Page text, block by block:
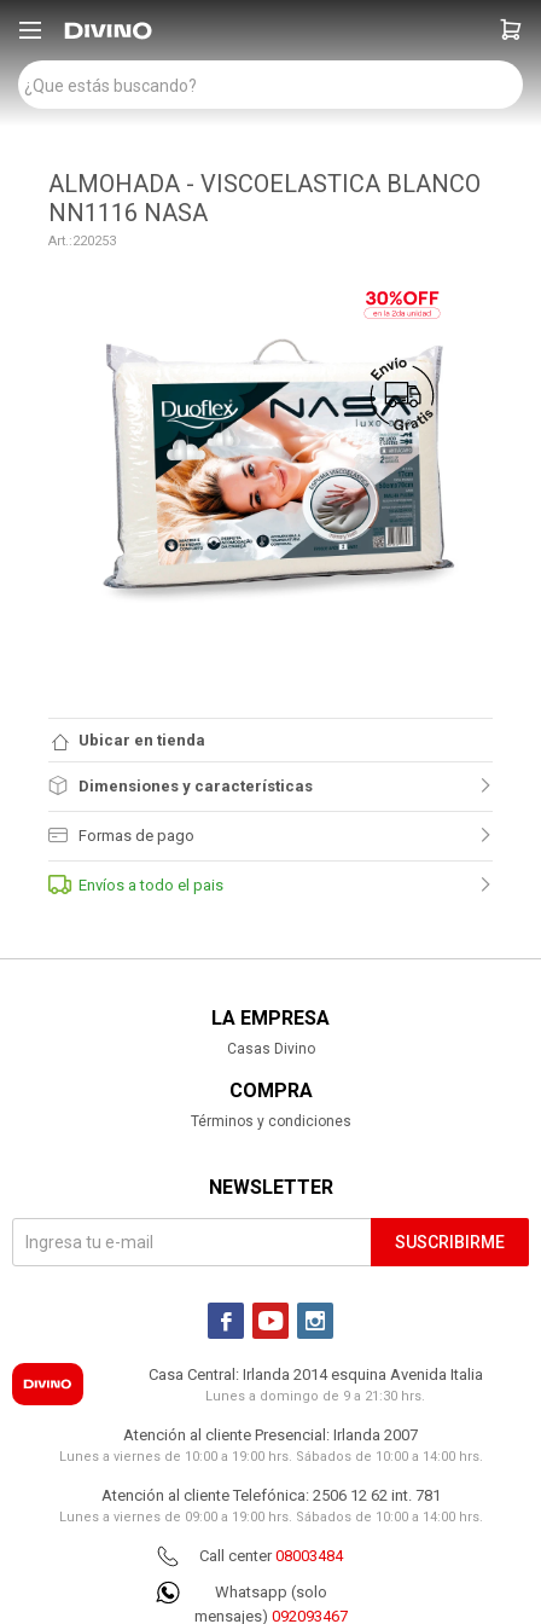

ALMOHADA - VISCOELASTICA BLANCO
NN1116 NASA
220253
Ubicar en tienda
Dimensiones y características
Formas de pago
Envíos a todo el pais
LA EMPRESA
Casas Divino
COMPRA
Términos y condiciones
NEWSLETTER
SUSCRIBIRME
  
Casa Central: Irlanda 2014 esquina Avenida Italia
Lunes a domingo de 9 a 21:30 hrs.
Atención al cliente Presencial: Irlanda 2007
Lunes a viernes de 10:00 a 19:00 hrs. Sábados de 10:00 a 14:00 hrs.
Atención al cliente Telefónica: 2506 12 62 int. 781
Lunes a viernes de 09:00 a 19:00 hrs. Sábados de 10:00 a 14:00 hrs.
Call center08003484
Whatsapp (solo
mensajes) 092093467